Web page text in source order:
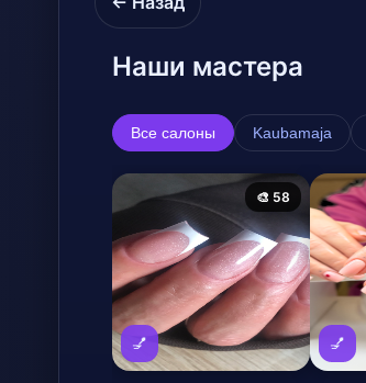
Наши мастера
Все салоны Kaubamaja
🎨 58
💅 💅